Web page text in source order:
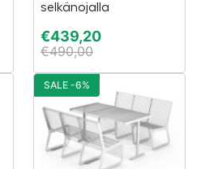
selkänojalla
€439,20
€490,00
SALE -6%